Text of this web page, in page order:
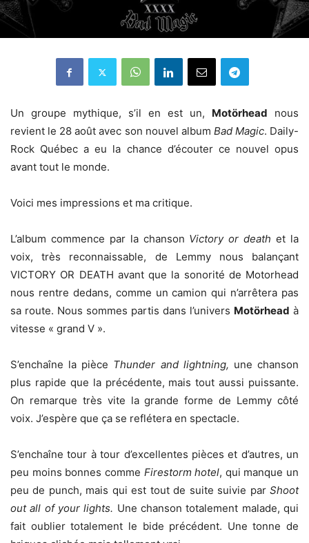
Un groupe mythique, s’il en est un, Motörhead nous
revient le 28 août avec son nouvel album Bad Magic. Daily-
Rock Québec a eu la chance d’écouter ce nouvel opus
avant tout le monde.
Voici mes impressions et ma critique.
L’album commence par la chanson Victory or death et la
voix, très reconnaissable, de Lemmy nous balançant
VICTORY OR DEATH avant que la sonorité de Motorhead
nous rentre dedans, comme un camion qui n’arrêtera pas
sa route. Nous sommes partis dans l’univers Motörhead à
vitesse « grand V ».
S’enchaîne la pièce Thunder and lightning, une chanson
plus rapide que la précédente, mais tout aussi puissante.
On remarque très vite la grande forme de Lemmy côté
voix. J’espère que ça se reflétera en spectacle.
S’enchaîne tour à tour d’excellentes pièces et d’autres, un
peu moins bonnes comme Firestorm hotel, qui manque un
peu de punch, mais qui est tout de suite suivie par Shoot
out all of your lights. Une chanson totalement malade, qui
fait oublier totalement le bide précédent. Une tonne de